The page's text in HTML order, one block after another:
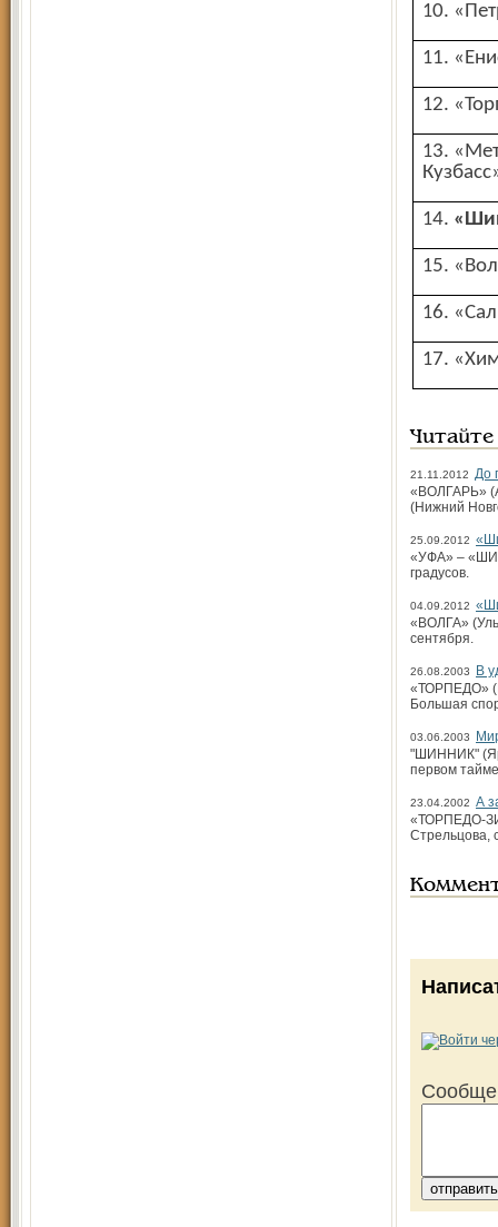
10.
11.
12.
13. «Металлург-
14.
15.
16.
17.
21.11.2012 До
«ВОЛГАРЬ»
(Нижний
25.09.2012
«УФА» –
градусов.
04.09.2012
«ВОЛГА»
сентября.
26.08.2003
В
«ТОРПЕДО»
Большая
03.06.2003
"ШИННИК"
первом
23.04.2002 А
«ТОРПЕДО-
Стрельцова,